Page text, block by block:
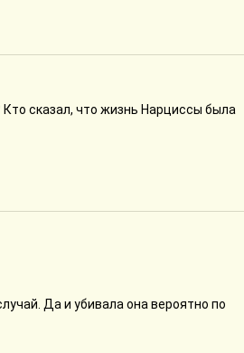
сказал, что жизнь Нарциссы была
Да и убивала она вероятно по